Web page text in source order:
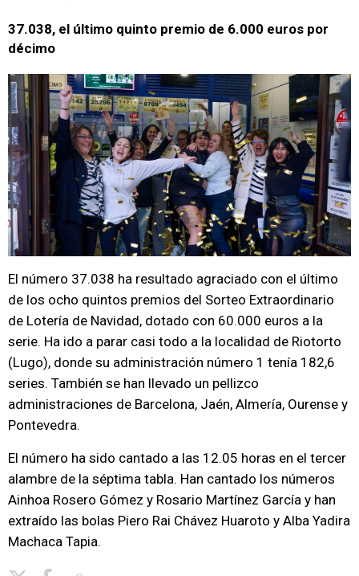
37.038, el último quinto premio de 6.000 euros por
décimo
El número 37.038 ha resultado agraciado con el último
de los ocho quintos premios del Sorteo Extraordinario
de Lotería de Navidad, dotado con 60.000 euros a la
serie. Ha ido a parar casi todo a la localidad de Riotorto
(Lugo), donde su administración número 1 tenía 182,6
series. También se han llevado un pellizco
administraciones de Barcelona, Jaén, Almería, Ourense y
Pontevedra.
El número ha sido cantado a las 12.05 horas en el tercer
alambre de la séptima tabla. Han cantado los números
Ainhoa Rosero Gómez y Rosario Martínez García y han
extraído las bolas Piero Rai Chávez Huaroto y Alba Yadira
Machaca Tapia.